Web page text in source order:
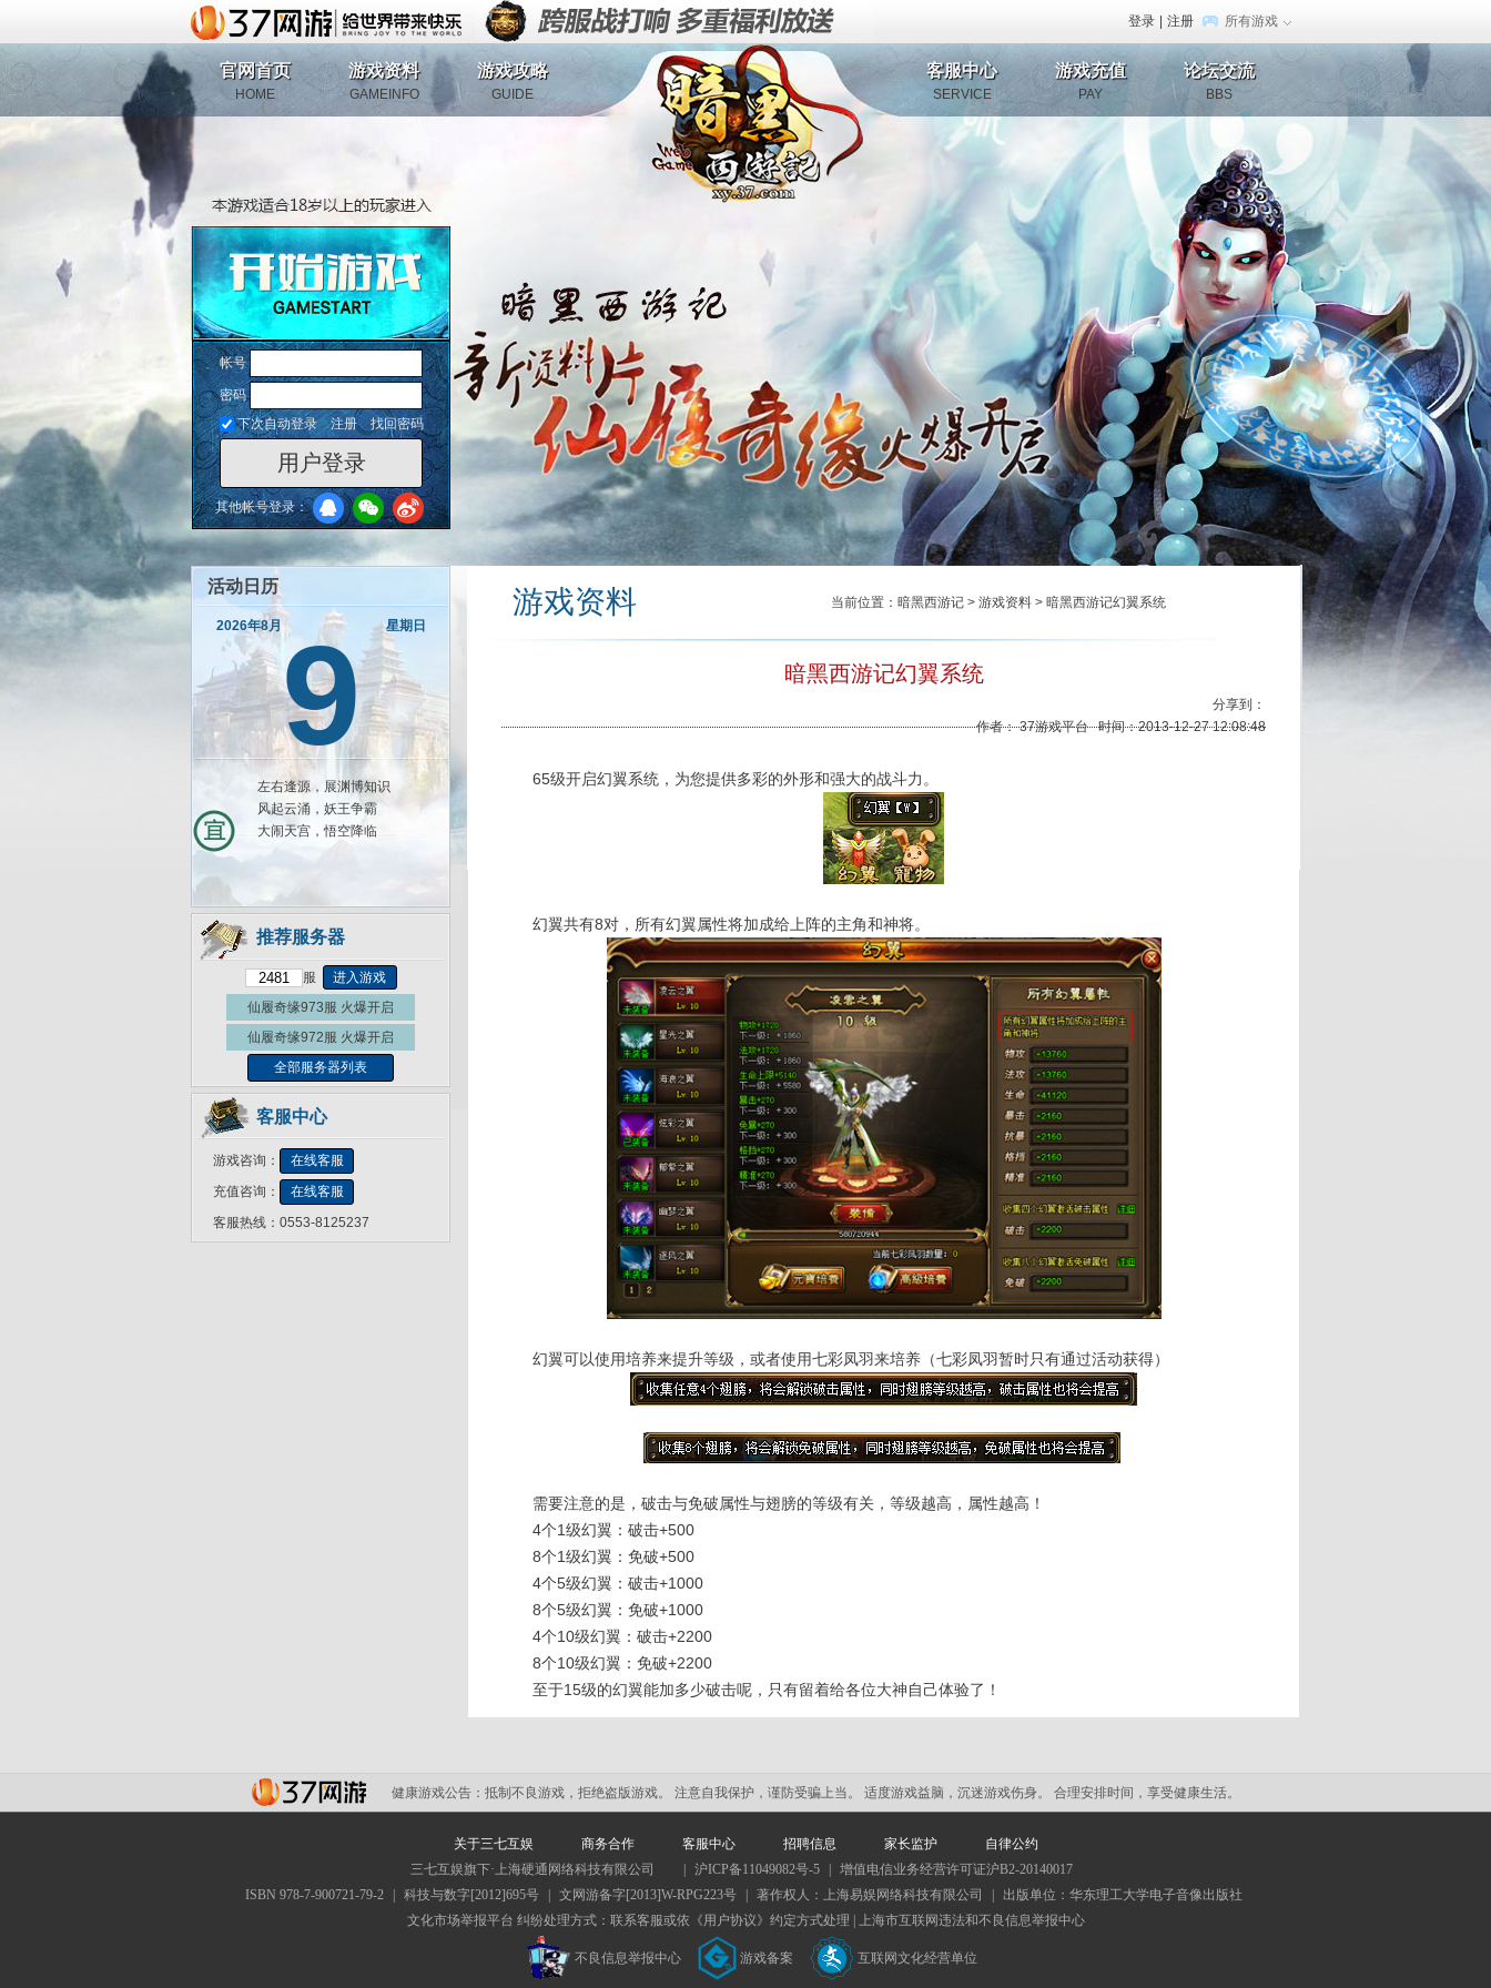
登录 注册 所有游戏
官网首页
HOME
游戏资料
GAMEINFO
游戏攻略
GUIDE
客服中心
SERVICE
游戏充值
PAY
论坛交流
BBS
帐号
密码
下次自动登录注册 找回密码
用户登录
其他帐号登录：
活动日历
2026年8月 星期日
9
左右逢源，展渊博知识
风起云涌，妖王争霸
大闹天宫，悟空降临
推荐服务器
服
进入游戏
仙履奇缘973服 火爆开启
仙履奇缘972服 火爆开启
全部服务器列表
客服中心
游戏咨询：
在线客服
充值咨询：
在线客服
客服热线：0553-8125237
游戏资料 当前位置： 暗黑西游记 > 游戏资料 > 暗黑西游记幻翼系统
暗黑西游记幻翼系统
分享到：
作者： 37游戏平台 时间：2013-12-27 12:08:48
65级开启幻翼系统，为您提供多彩的外形和强大的战斗力。
幻翼共有8对，所有幻翼属性将加成给上阵的主角和神将。
幻翼可以使用培养来提升等级，或者使用七彩凤羽来培养（七彩凤羽暂时只有通过活动获得）
需要注意的是，破击与免破属性与翅膀的等级有关，等级越高，属性越高！
4个1级幻翼：破击+500
8个1级幻翼：免破+500
4个5级幻翼：破击+1000
8个5级幻翼：免破+1000
4个10级幻翼：破击+2200
8个10级幻翼：免破+2200
至于15级的幻翼能加多少破击呢，只有留着给各位大神自己体验了！
健康游戏公告： 抵制不良游戏，拒绝盗版游戏。 注意自我保护，谨防受骗上当。 适度游戏益脑，沉迷游戏伤身。 合理安排时间，享受健康生活。
关于三七互娱 商务合作 客服中心 招聘信息 家长监护
自律公约
三七互娱旗下·上海硬通网络科技有限公司
沪ICP备11049082号-5
增值电信业务经营许可证沪B2-20140017
ISBN 978-7-900721-79-2
科技与数字[2012]695号 文网游备字[2013]W-RPG223号 著作权人：上海易娱网络科技有限公司
出版单位：华东理工大学电子音像出版社
文化市场举报平台 纠纷处理方式：联系客服或依《用户协议》约定方式处理 | 上海市互联网违法和不良信息举报中心
不良信息举报中心 游戏备案 互联网文化经营单位